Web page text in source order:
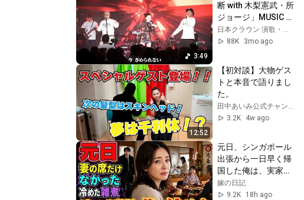
3:49
断 with 木梨憲武・所
ジョージ」MUSIC
VIDEO
日本クラウン 演歌・歌謡曲 公式チャンネル and 田中あいみ公式チャンネル
88K
3mo ago
12:52
【初対談】大物ゲス
トと本音で語りまし
た。
田中あいみ公式チャンネル
3.2K
4w ago
元日、シンガポール
出張から一日早く帰
国した俺は、実家の
食卓に妻の座布団だ
けがないことに気づ
嫁の日記
9.2K
18h ago